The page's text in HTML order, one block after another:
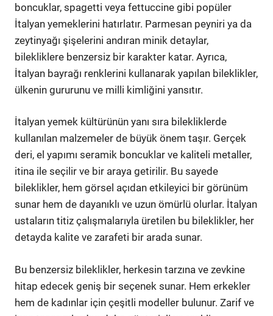
boncuklar, spagetti veya fettuccine gibi popüler
İtalyan yemeklerini hatırlatır. Parmesan peyniri ya da
zeytinyağı şişelerini andıran minik detaylar,
bilekliklere benzersiz bir karakter katar. Ayrıca,
İtalyan bayrağı renklerini kullanarak yapılan bileklikler,
ülkenin gururunu ve milli kimliğini yansıtır.
İtalyan yemek kültürünün yanı sıra bilekliklerde
kullanılan malzemeler de büyük önem taşır. Gerçek
deri, el yapımı seramik boncuklar ve kaliteli metaller,
itina ile seçilir ve bir araya getirilir. Bu sayede
bileklikler, hem görsel açıdan etkileyici bir görünüm
sunar hem de dayanıklı ve uzun ömürlü olurlar. İtalyan
ustaların titiz çalışmalarıyla üretilen bu bileklikler, her
detayda kalite ve zarafeti bir arada sunar.
Bu benzersiz bileklikler, herkesin tarzına ve zevkine
hitap edecek geniş bir seçenek sunar. Hem erkekler
hem de kadınlar için çeşitli modeller bulunur. Zarif ve